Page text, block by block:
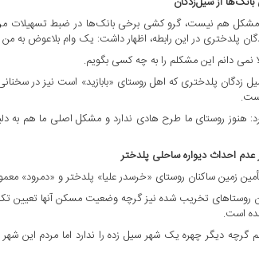
مشکل هم نیست، گرو کشی برخی بانک‌ها در ضبط تسهیلات
پلدختری در این رابطه، اظهار داشت: یک وام بلاعوض به
نمی دانم این مشکلم را به چه کسی بگویم.
هنوز روستای ما طرح هادی ندارد و مشکل اصلی ما هم به
عدم احداث دیواره ساحلی پلدختر
زمین ساکنان روستای «خرسدر علیا» پلدختر و «دمرود»
روستاهای تخریب شده نیز گرچه وضعیت مسکن آنها تعیین
است.
گرچه دیگر چهره یک شهر سیل زده را ندارد اما مردم این